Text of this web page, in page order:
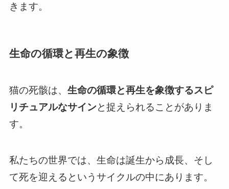
きます。
生命の循環と再生の象徴
猫の死骸は、 生命の循環と再生を象徴するスピ
リチュアルなサインと捉えられることがありま
す。
私たちの世界では、生命は誕生から成長、そし
て死を迎えるというサイクルの中にあります。